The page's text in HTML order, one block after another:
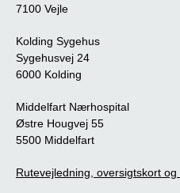
7100 Vejle
Kolding Sygehus
Sygehusvej 24
6000 Kolding
Middelfart Nærhospital
Østre Hougvej 55
5500 Middelfart
Rutevejledning, oversigtskort og